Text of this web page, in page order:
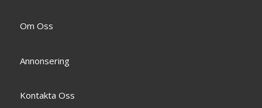
Om Oss
Annonsering
Kontakta Oss